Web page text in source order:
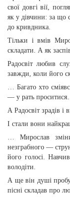
свої довгі вії,
як у дівчини: за що
до кривдника.
Тільки і вмів
складати. А як
Радосвіт любив
завжди, коли його
… Багато хто
— у рать
А Радосвіт зрадів і
І стали вони
… Мирослав
незграбного —
його голосі.
володіти.
А ще він душі
пісні складав про